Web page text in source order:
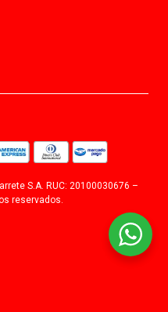
S.A. RUC: 20100030676 –
reservados.